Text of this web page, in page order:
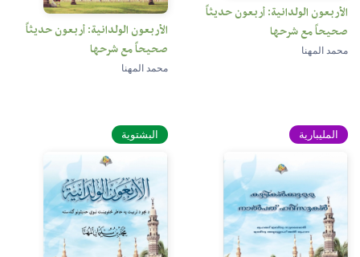
الأربعون الولدانية: أربعون حديثاً
صحيحاً مع شرحها
محمد المهنا
الأربعون الولدانية: أربعون حديثاً
صحيحاً مع شرحها
محمد المهنا
البشتوية المليبارية